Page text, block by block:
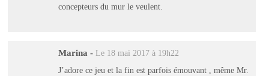
concepteurs du mur le veulent.
Marina - Le 18 mai 2017 à 19h22
J’adore ce jeu et la fin est parfois émouvant , même Mr.